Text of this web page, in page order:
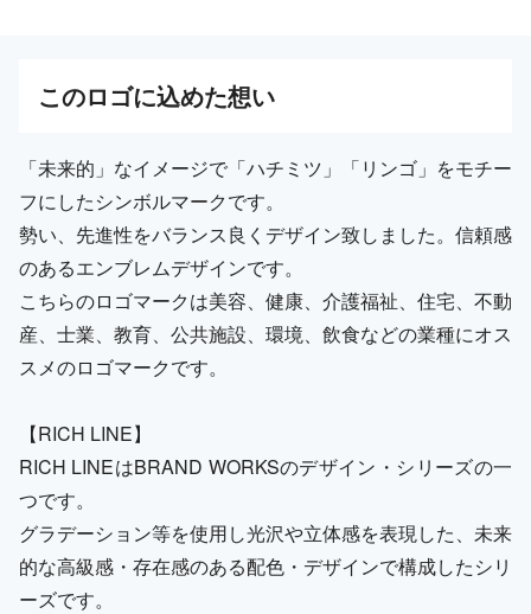
このロゴに込めた想い
「未来的」なイメージで「ハチミツ」「リンゴ」をモチー
フにしたシンボルマークです。
勢い、先進性をバランス良くデザイン致しました。信頼感
のあるエンブレムデザインです。
こちらのロゴマークは美容、健康、介護福祉、住宅、不動
産、士業、教育、公共施設、環境、飲食などの業種にオス
スメのロゴマークです。
【RICH LINE】
RICH LINEはBRAND WORKSのデザイン・シリーズの一
つです。
グラデーション等を使用し光沢や立体感を表現した、未来
的な高級感・存在感のある配色・デザインで構成したシリ
ーズです。